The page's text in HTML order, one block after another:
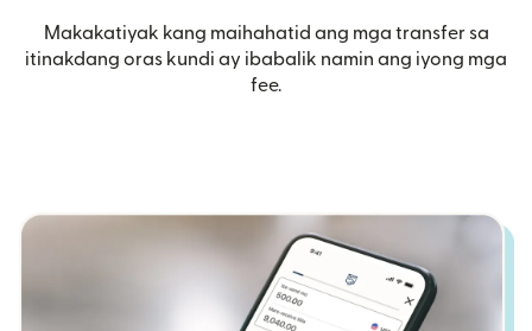
Makakatiyak kang maihahatid ang mga transfer sa
itinakdang oras kundi ay ibabalik namin ang iyong mga
fee.